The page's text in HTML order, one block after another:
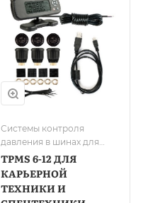
Системы контроля
давления в шинах для
карьерной техники и
спецтранспорта
TPMS 6-12 ДЛЯ
КАРЬЕРНОЙ
ТЕХНИКИ И